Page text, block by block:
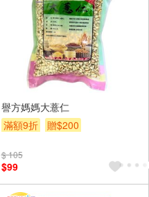
譽方媽媽大薏仁
滿額9折
贈$200
$ 105
$99